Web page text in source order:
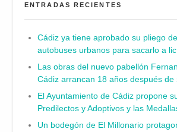
ENTRADAS RECIENTES
Cádiz ya tiene aprobado su pliego
autobuses urbanos para sacarlo a
Las obras del nuevo pabellón
Cádiz arrancan 18 años después de
El Ayuntamiento de Cádiz propone
Predilectos y Adoptivos y las
Un bodegón de El Millonario